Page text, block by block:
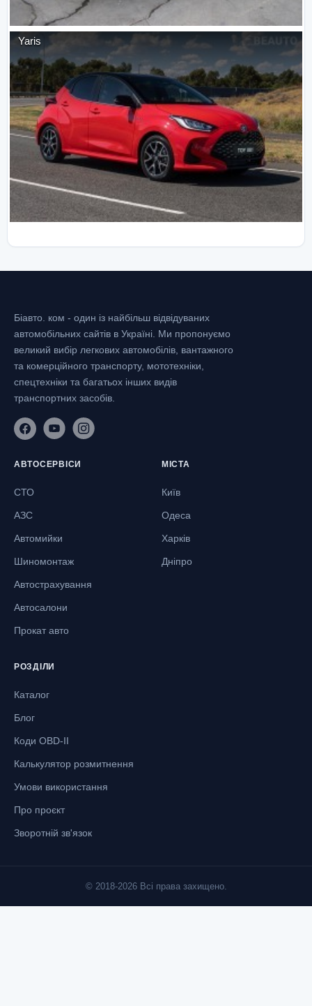
Yaris
Біавто. ком - один із найбільш відвідуваних
автомобільних сайтів в Україні. Ми пропонуємо
великий вибір легкових автомобілів, вантажного
та комерційного транспорту, мототехніки,
спецтехніки та багатьох інших видів
транспортних засобів.
АВТОСЕРВІСИ
СТО
АЗС
Автомийки
Шиномонтаж
Автострахування
Автосалони
Прокат авто
МІСТА
Київ
Одеса
Харків
Дніпро
РОЗДІЛИ
Каталог
Блог
Коди OBD-II
Калькулятор розмитнення
Умови використання
Про проєкт
Зворотній зв'язок
© 2018-2026 Всі права захищено.